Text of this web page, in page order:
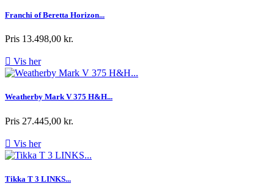
Franchi of Beretta Horizon...
Pris 13.498,00 kr.
 Vis her
Weatherby Mark V 375 H&H...
Pris 27.445,00 kr.
 Vis her
Tikka T 3 LINKS...